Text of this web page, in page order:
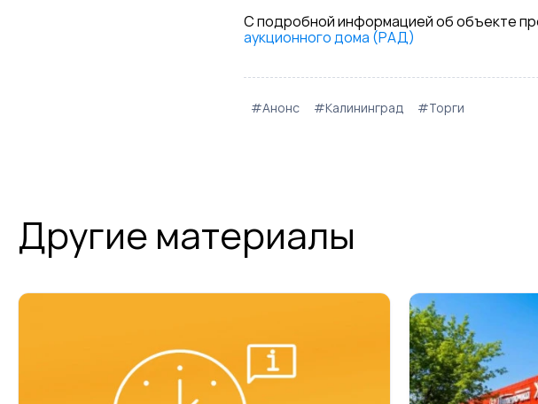
С подробной информацией об объекте
аукционного дома (РАД)
#Анонс #Калининград #Торги
Другие материалы